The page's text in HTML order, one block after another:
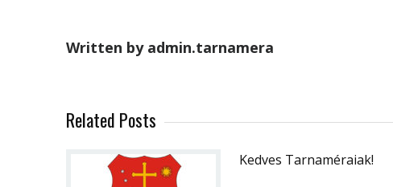
Written by admin.tarnamera
Related Posts
Kedves Tarnaméraiak!